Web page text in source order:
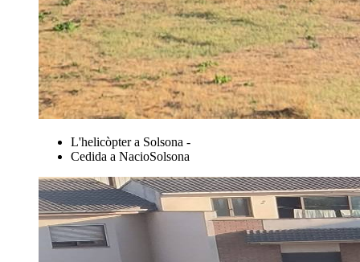
L'helicòpter a Solsona -
Cedida a NacioSolsona